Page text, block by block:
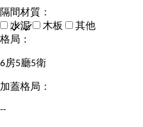
隔間材質：
水泥
木板
其他
格局：
6房5廳5衛
加蓋格局：
--